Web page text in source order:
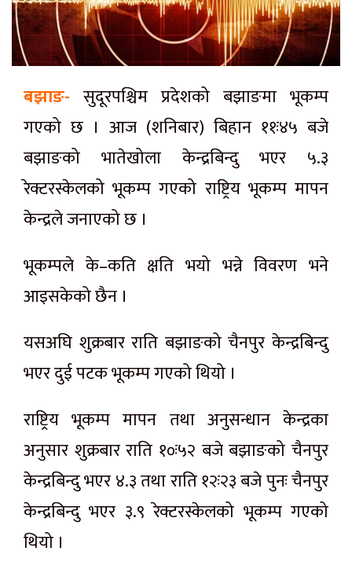
बझाङ- सुदूरपश्चिम प्रदेशको बझाङमा भूकम्प
गएको छ । आज (शनिबार) बिहान ११ः४५ बजे
बझाङको भातेखोला केन्द्रबिन्दु भएर ५.३
रेक्टरस्केलको भूकम्प गएको राष्ट्रिय भूकम्प मापन
केन्द्रले जनाएको छ ।
भूकम्पले के–कति क्षति भयो भन्ने विवरण भने
आइसकेको छैन ।
यसअघि शुक्रबार राति बझाङको चैनपुर केन्द्रबिन्दु
भएर दुई पटक भूकम्प गएको थियो ।
राष्ट्रिय भूकम्प मापन तथा अनुसन्धान केन्द्रका
अनुसार शुक्रबार राति १०ः५२ बजे बझाङको चैनपुर
केन्द्रबिन्दु भएर ४.३ तथा राति १२ः२३ बजे पुनः चैनपुर
केन्द्रबिन्दु भएर ३.९ रेक्टरस्केलको भूकम्प गएको
थियो ।